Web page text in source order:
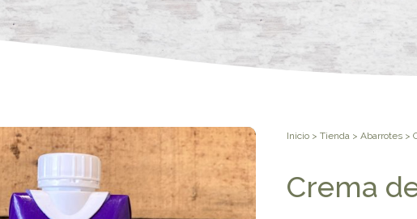
Inicio> Tienda > Abarrotes>
Crema